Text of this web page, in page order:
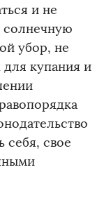
и не
солнечную
убор, не
для купания и
себя, свое